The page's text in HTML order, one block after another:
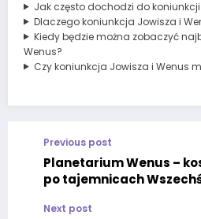
Jak często dochodzi do
Dlaczego koniunkcja Jowisza i
Kiedy będzie można zobaczyć
Wenus?
Czy koniunkcja Jowisza i Wenus
Previous post
Planetarium Wenus –
po tajemnicach
Next post